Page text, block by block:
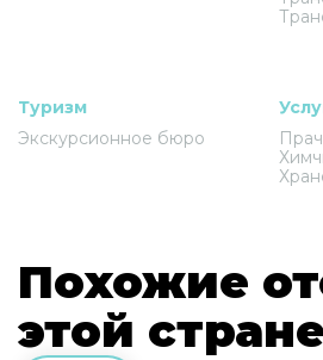
Туризм
Экскурсионное бюро
Похожие
этой стране